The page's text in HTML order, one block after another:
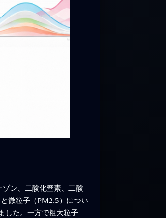
ン、二酸化窒素、二酸
微粒子（PM2.5）につい
した。一方で粗大粒子